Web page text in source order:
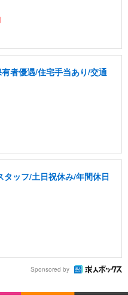
者優遇/住宅手当あり/交通
タッフ/土日祝休み/年間休日
Sponsored by